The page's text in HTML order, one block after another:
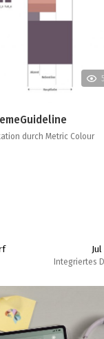
durch Metric Colour
Integriertes